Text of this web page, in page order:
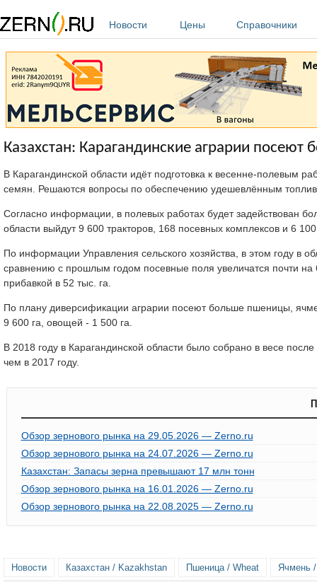
Новости
Цены Справочники
Казахстан: Карагандинские аграрии
В Карагандинской области идёт подготовка к весенне-полевым
семян. Решаются вопросы по обеспечению удешевлённым
Согласно информации, в полевых работах будет задействован
области выйдут 9 600 тракторов, 168 посевных комплексов и 6
По информации Управления сельского хозяйства, в этом году в
сравнению с прошлым годом посевные поля увеличатся почти
прибавкой в 52 тыс. га.
По плану диверсификации аграрии посеют больше пшеницы,
9 600 га, овощей - 1 500 га.
В 2018 году в Карагандинской области было собрано в весе
чем в 2017 году.
Обзор зернового рынка на 29.05.2026 — Zerno.ru
Обзор зернового рынка на 24.07.2026 — Zerno.ru
Казахстан: Запасы зерна превышают 17 млн тонн
Обзор зернового рынка на 16.01.2026 — Zerno.ru
Обзор зернового рынка на 22.08.2025 — Zerno.ru
Новости Казахстан / Kazakhstan Пшеница / Wheat Ячмень